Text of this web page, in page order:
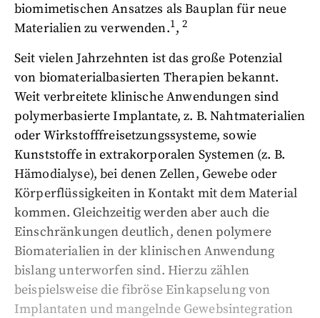
biomimetischen Ansatzes als Bauplan für neue
Materialien zu verwenden.1,2
Seit vielen Jahrzehnten ist das große Potenzial
von biomaterialbasierten Therapien bekannt.
Weit verbreitete klinische Anwendungen sind
polymerbasierte Implantate, z. B. Nahtmaterialien
oder Wirkstofffreisetzungssysteme, sowie
Kunststoffe in extrakorporalen Systemen (z. B.
Hämodialyse), bei denen Zellen, Gewebe oder
Körperflüssigkeiten in Kontakt mit dem Material
kommen. Gleichzeitig werden aber auch die
Einschränkungen deutlich, denen polymere
Biomaterialien in der klinischen Anwendung
bislang unterworfen sind. Hierzu zählen
beispielsweise die fibröse Einkapselung von
Implantaten und mangelnde Gewebsintegration